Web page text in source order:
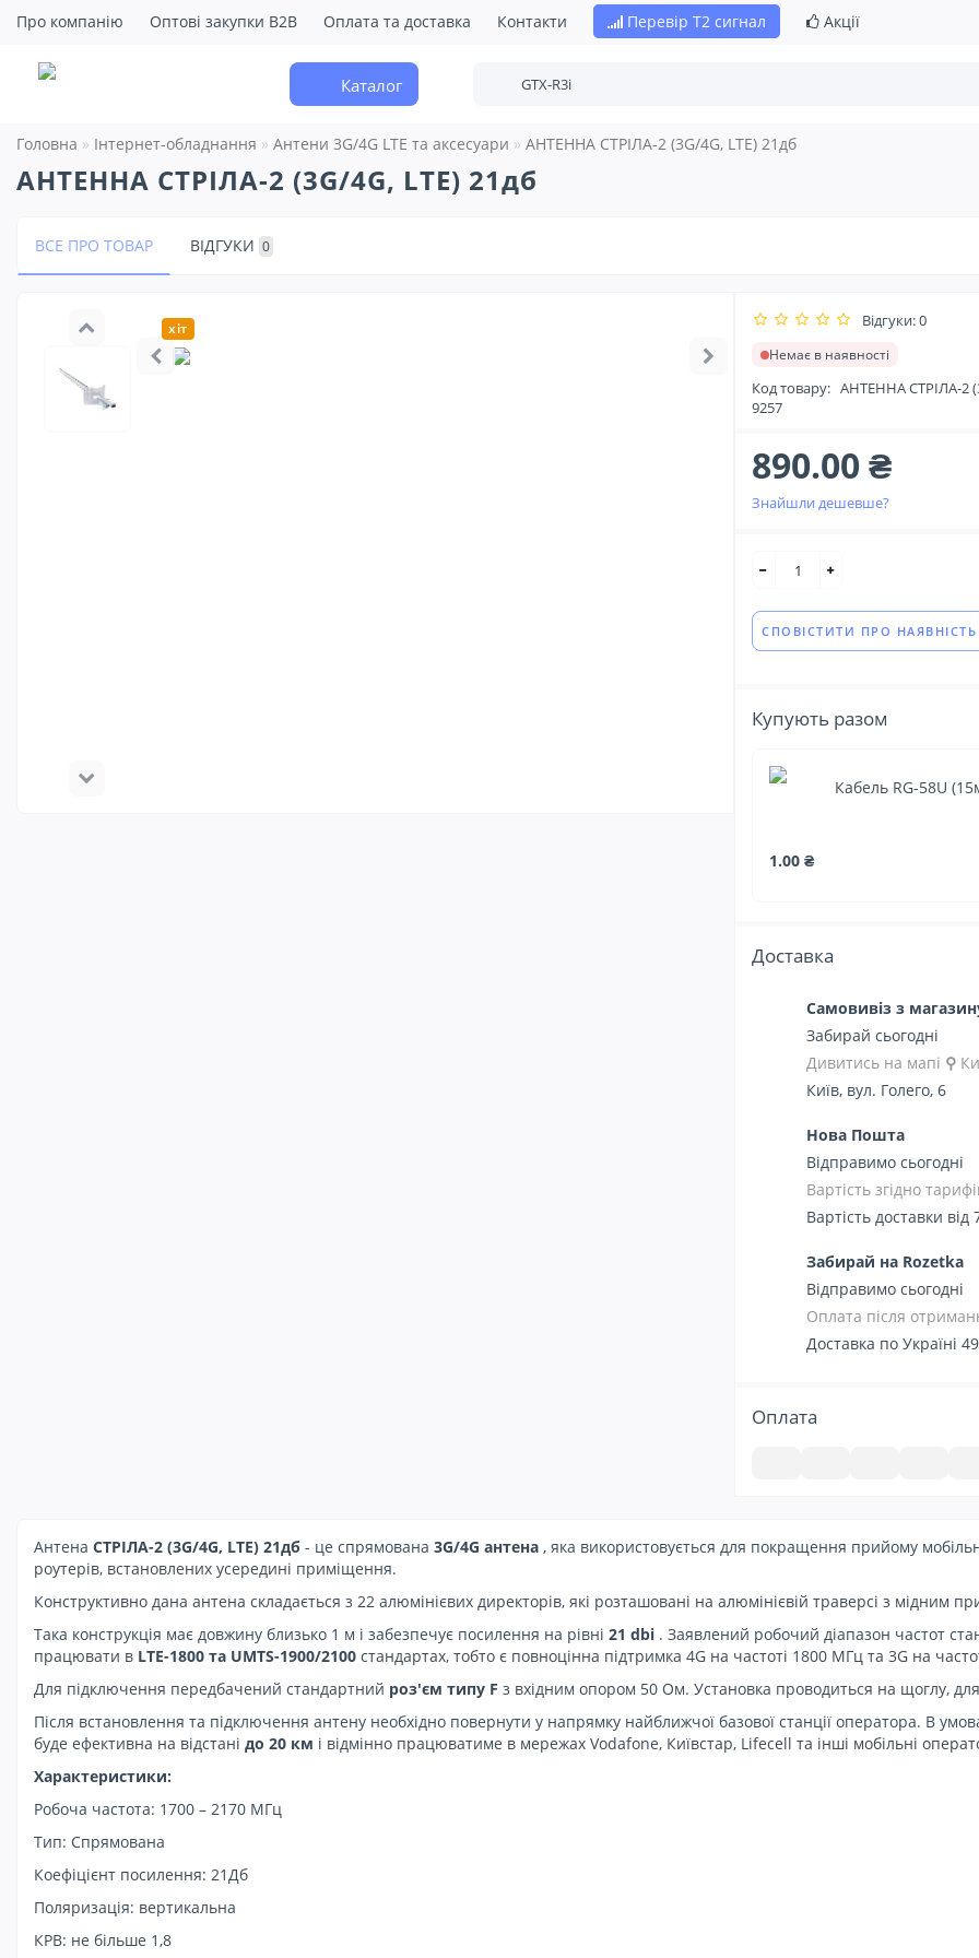
Про компанію Оптові закупки B2B Оплата та доставка Контакти Перевір Т2 сигнал Акції
Каталог
Головна Інтернет-обладнання Антени 3G/4G LTE та аксесуари АНТЕННА СТРІЛА-2 (3G/4G, LTE) 21дб
АНТЕННА СТРІЛА-2 (3G/4G, LTE) 21дб
ВСЕ ПРО ТОВАР ВІДГУКИ 0
хіт Відгуки: 0
Немає в наявності
Код товару: АНТЕННА СТРІЛА-2
9257
890.00 ₴
Знайшли дешевше?
СПОВІСТИТИ ПРО НАЯВНІСТЬ
Купують разом
Кабель RG-58U
1.00 ₴
Доставка
Самовивіз з
Забирай сьогодні
Дивитись на мапі ⚲
Київ, вул. Голего, 6
Нова Пошта
Відправимо сьогодні
Вартість згідно
Вартість доставки від
Забирай на Rozetka
Відправимо сьогодні
Оплата після
Доставка по Україні
Оплата
Антена СТРІЛА-2 (3G/4G, LTE) 21дб - це спрямована 3G/4G антена , яка використовується для покращення прийому
роутерів, встановлених усередині приміщення.
Конструктивно дана антена складається з 22 алюмінієвих директорів, які розташовані на алюмінієвій траверсі з мідним
Така конструкція має довжину близько 1 м і забезпечує посилення на рівні 21 dbi . Заявлений робочий діапазон частот
працювати в LTE-1800 та UMTS-1900/2100 стандартах, тобто є повноцінна підтримка 4G на частоті 1800 МГц та 3G на
Для підключення передбачений стандартний роз'єм типу F з вхідним опором 50 Ом. Установка проводиться на щоглу,
Після встановлення та підключення антену необхідно повернути у напрямку найближчої базової станції оператора. В
буде ефективна на відстані до 20 км і відмінно працюватиме в мережах Vodafone, Київстар, Lifecell та інші мобільні
Характеристики:
Робоча частота: 1700 – 2170 МГц
Тип: Спрямована
Коефіцієнт посилення: 21Дб
Поляризація: вертикальна
КРВ: не більше 1,8